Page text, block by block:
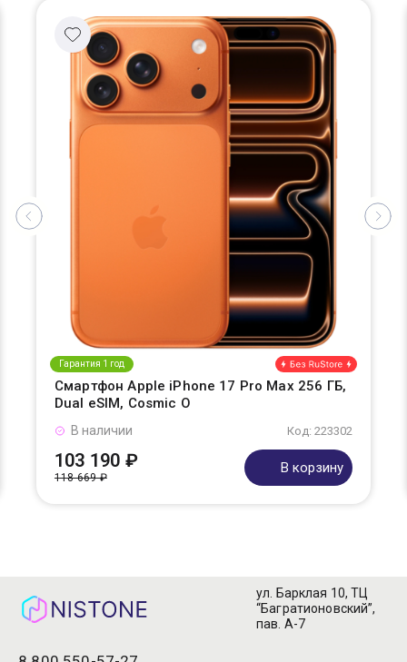
Гарантия 1 год
Смартфон Apple iPhone 17 Pro Max 256 ГБ,
Dual eSIM, Cosmic O
Код: 223302
В наличии
103 190 ₽
118 669 ₽
В корзину
ул. Барклая 10, ТЦ
“Багратионовский”,
пав. А-7